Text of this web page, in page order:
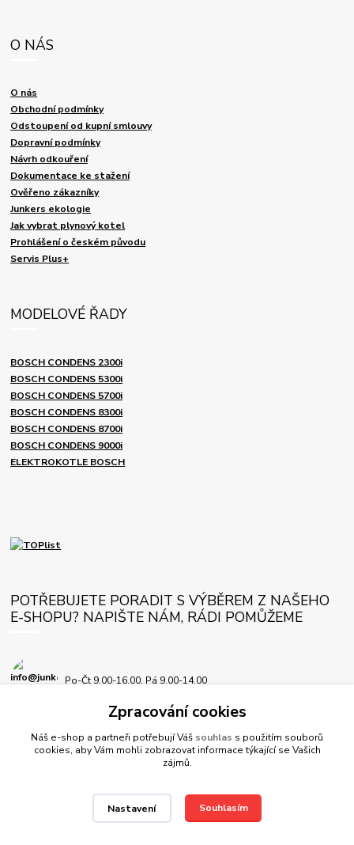
O NÁS
O nás
Obchodní podmínky
Odstoupení od kupní smlouvy
Dopravní podmínky
Návrh odkouření
Dokumentace ke stažení
Ověřeno zákazníky
Junkers ekologie
Jak vybrat plynový kotel
Prohlášení o českém původu
Servis Plus+
MODELOVÉ ŘADY
BOSCH CONDENS 2300i
BOSCH CONDENS 5300i
BOSCH CONDENS 5700i
BOSCH CONDENS 8300i
BOSCH CONDENS 8700i
BOSCH CONDENS 9000i
ELEKTROKOTLE BOSCH
POTŘEBUJETE PORADIT S VÝBĚREM Z NAŠEHO
E-SHOPU? NAPIŠTE NÁM, RÁDI POMŮŽEME
Po-Čt 9.00-16.00, Pá 9.00-14.00
Zpracování cookies
Náš e-shop a partneři potřebují Váš souhlas s použitím souborů
cookies, aby Vám mohli zobrazovat informace týkající se Vašich
zájmů.
Nastavení Souhlasím